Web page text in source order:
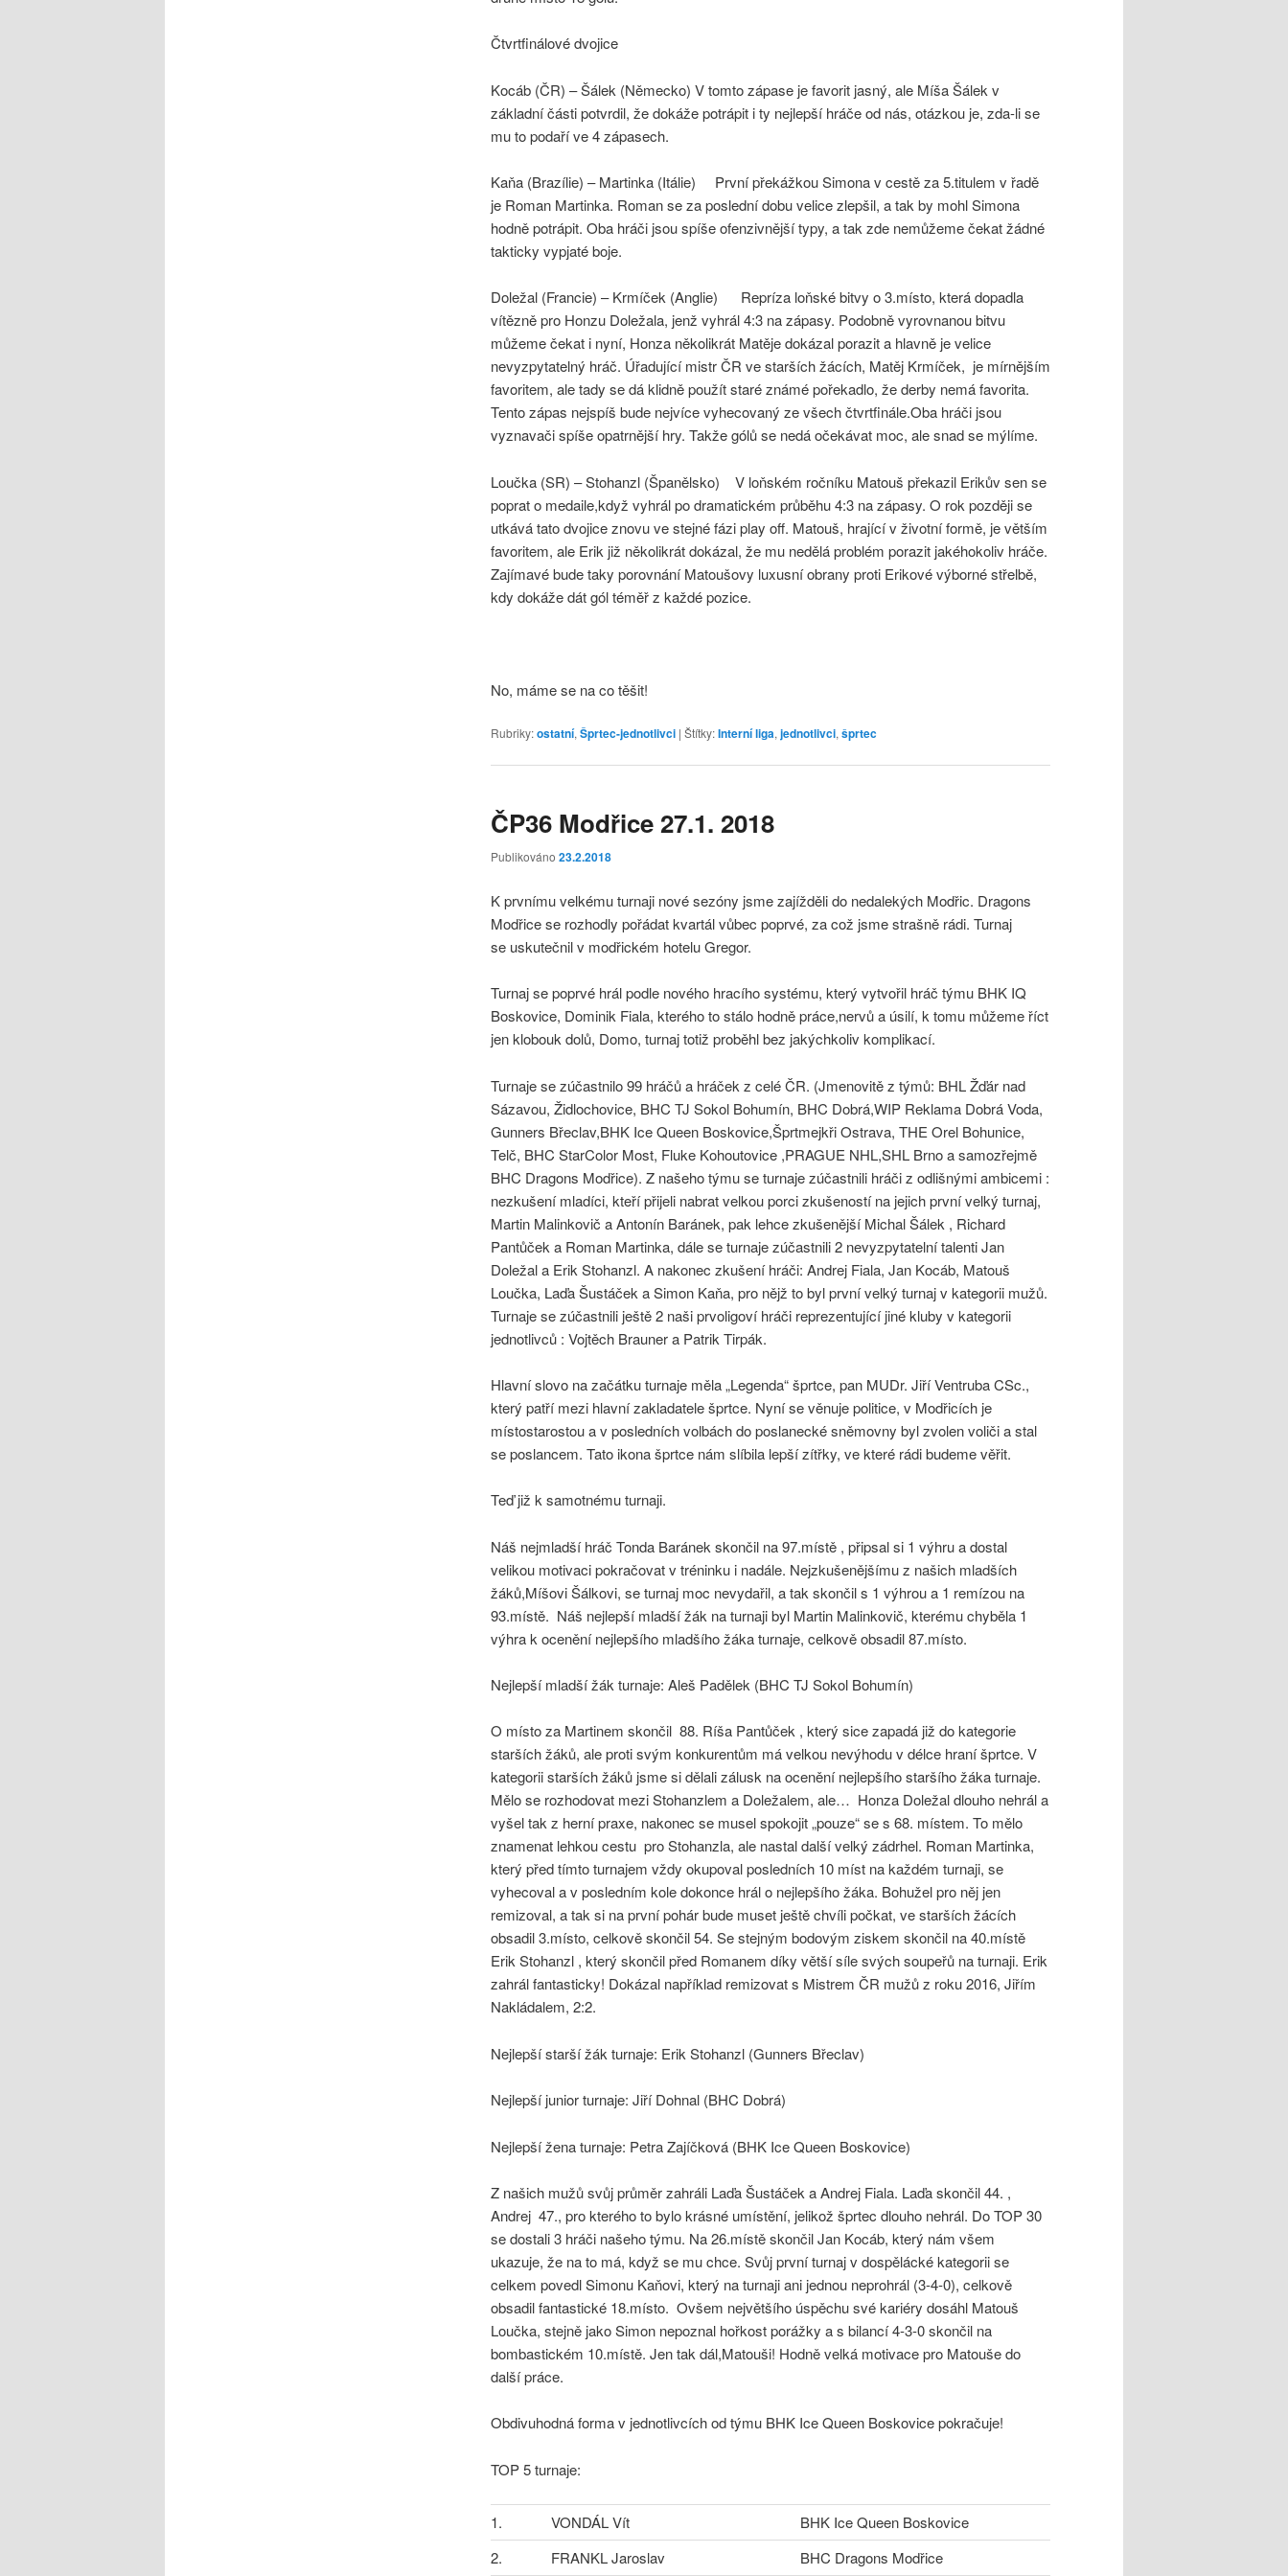
Čtvrtfinálové dvojice
Kocáb (ČR) – Šálek (Německo) V tomto zápase je favorit jasný, ale Míša Šálek v
základní části potvrdil, že dokáže potrápit i ty nejlepší hráče od nás, otázkou je, zda-li se
mu to podaří ve 4 zápasech.
Kaňa (Brazílie) – Martinka (Itálie) První překážkou Simona v cestě za 5.titulem v řadě
je Roman Martinka. Roman se za poslední dobu velice zlepšil, a tak by mohl Simona
hodně potrápit. Oba hráči jsou spíše ofenzivnější typy, a tak zde nemůžeme čekat žádné
takticky vypjaté boje.
Doležal (Francie) – Krmíček (Anglie) Repríza loňské bitvy o 3.místo, která dopadla
vítězně pro Honzu Doležala, jenž vyhrál 4:3 na zápasy. Podobně vyrovnanou bitvu
můžeme čekat i nyní, Honza několikrát Matěje dokázal porazit a hlavně je velice
nevyzpytatelný hráč. Úřadující mistr ČR ve starších žácích, Matěj Krmíček, je mírnějším
favoritem, ale tady se dá klidně použít staré známé pořekadlo, že derby nemá favorita.
Tento zápas nejspíš bude nejvíce vyhecovaný ze všech čtvrtfinále.Oba hráči jsou
vyznavači spíše opatrnější hry. Takže gólů se nedá očekávat moc, ale snad se mýlíme.
Loučka (SR) – Stohanzl (Španělsko) V loňském ročníku Matouš překazil Erikův sen se
poprat o medaile,když vyhrál po dramatickém průběhu 4:3 na zápasy. O rok později se
utkává tato dvojice znovu ve stejné fázi play off. Matouš, hrající v životní formě, je větším
favoritem, ale Erik již několikrát dokázal, že mu nedělá problém porazit jakéhokoliv hráče.
Zajímavé bude taky porovnání Matoušovy luxusní obrany proti Erikové výborné střelbě,
kdy dokáže dát gól téměř z každé pozice.
No, máme se na co těšit!
Rubriky:ostatní, Šprtec-jednotlivci | Štítky:Interní liga, jednotlivci, šprtec
ČP36 Modřice 27.1. 2018
Publikováno 23.2.2018
K prvnímu velkému turnaji nové sezóny jsme zajížděli do nedalekých Modřic. Dragons
Modřice se rozhodly pořádat kvartál vůbec poprvé, za což jsme strašně rádi. Turnaj
se uskutečnil v modřickém hotelu Gregor.
Turnaj se poprvé hrál podle nového hracího systému, který vytvořil hráč týmu BHK IQ
Boskovice, Dominik Fiala, kterého to stálo hodně práce,nervů a úsilí, k tomu můžeme říct
jen klobouk dolů, Domo, turnaj totiž proběhl bez jakýchkoliv komplikací.
Turnaje se zúčastnilo 99 hráčů a hráček z celé ČR. (Jmenovitě z týmů: BHL Žďár nad
Sázavou, Židlochovice, BHC TJ Sokol Bohumín, BHC Dobrá,WIP Reklama Dobrá Voda,
Gunners Břeclav,BHK Ice Queen Boskovice,Šprtmejkři Ostrava, THE Orel Bohunice,
Telč, BHC StarColor Most, Fluke Kohoutovice ,PRAGUE NHL,SHL Brno a samozřejmě
BHC Dragons Modřice). Z našeho týmu se turnaje zúčastnili hráči z odlišnými ambicemi :
nezkušení mladíci, kteří přijeli nabrat velkou porci zkušeností na jejich první velký turnaj,
Martin Malinkovič a Antonín Baránek, pak lehce zkušenější Michal Šálek , Richard
Pantůček a Roman Martinka, dále se turnaje zúčastnili 2 nevyzpytatelní talenti Jan
Doležal a Erik Stohanzl. A nakonec zkušení hráči: Andrej Fiala, Jan Kocáb, Matouš
Loučka, Laďa Šustáček a Simon Kaňa, pro nějž to byl první velký turnaj v kategorii mužů.
Turnaje se zúčastnili ještě 2 naši prvoligoví hráči reprezentující jiné kluby v kategorii
jednotlivců : Vojtěch Brauner a Patrik Tirpák.
Hlavní slovo na začátku turnaje měla „Legenda“ šprtce, pan MUDr. Jiří Ventruba CSc.,
který patří mezi hlavní zakladatele šprtce. Nyní se věnuje politice, v Modřicích je
místostarostou a v posledních volbách do poslanecké sněmovny byl zvolen voliči a stal
se poslancem. Tato ikona šprtce nám slíbila lepší zítřky, ve které rádi budeme věřit.
Teď již k samotnému turnaji.
Náš nejmladší hráč Tonda Baránek skončil na 97.místě , připsal si 1 výhru a dostal
velikou motivaci pokračovat v tréninku i nadále. Nejzkušenějšímu z našich mladších
žáků,Míšovi Šálkovi, se turnaj moc nevydařil, a tak skončil s 1 výhrou a 1 remízou na
93.místě. Náš nejlepší mladší žák na turnaji byl Martin Malinkovič, kterému chyběla 1
výhra k ocenění nejlepšího mladšího žáka turnaje, celkově obsadil 87.místo.
Nejlepší mladší žák turnaje: Aleš Padělek (BHC TJ Sokol Bohumín)
O místo za Martinem skončil 88. Ríša Pantůček , který sice zapadá již do kategorie
starších žáků, ale proti svým konkurentům má velkou nevýhodu v délce hraní šprtce. V
kategorii starších žáků jsme si dělali zálusk na ocenění nejlepšího staršího žáka turnaje.
Mělo se rozhodovat mezi Stohanzlem a Doležalem, ale… Honza Doležal dlouho nehrál a
vyšel tak z herní praxe, nakonec se musel spokojit „pouze“ se s 68. místem. To mělo
znamenat lehkou cestu pro Stohanzla, ale nastal další velký zádrhel. Roman Martinka,
který před tímto turnajem vždy okupoval posledních 10 míst na každém turnaji, se
vyhecoval a v posledním kole dokonce hrál o nejlepšího žáka. Bohužel pro něj jen
remizoval, a tak si na první pohár bude muset ještě chvíli počkat, ve starších žácích
obsadil 3.místo, celkově skončil 54. Se stejným bodovým ziskem skončil na 40.místě
Erik Stohanzl , který skončil před Romanem díky větší síle svých soupeřů na turnaji. Erik
zahrál fantasticky! Dokázal například remizovat s Mistrem ČR mužů z roku 2016, Jiřím
Nakládalem, 2:2.
Nejlepší starší žák turnaje: Erik Stohanzl (Gunners Břeclav)
Nejlepší junior turnaje: Jiří Dohnal (BHC Dobrá)
Nejlepší žena turnaje: Petra Zajíčková (BHK Ice Queen Boskovice)
Z našich mužů svůj průměr zahráli Laďa Šustáček a Andrej Fiala. Laďa skončil 44. ,
Andrej 47., pro kterého to bylo krásné umístění, jelikož šprtec dlouho nehrál. Do TOP 30
se dostali 3 hráči našeho týmu. Na 26.místě skončil Jan Kocáb, který nám všem
ukazuje, že na to má, když se mu chce. Svůj první turnaj v dospělácké kategorii se
celkem povedl Simonu Kaňovi, který na turnaji ani jednou neprohrál (3-4-0), celkově
obsadil fantastické 18.místo. Ovšem největšího úspěchu své kariéry dosáhl Matouš
Loučka, stejně jako Simon nepoznal hořkost porážky a s bilancí 4-3-0 skončil na
bombastickém 10.místě. Jen tak dál,Matouši! Hodně velká motivace pro Matouše do
další práce.
Obdivuhodná forma v jednotlivcích od týmu BHK Ice Queen Boskovice pokračuje!
TOP 5 turnaje:
1. VONDÁL Vít
BHK Ice Queen Boskovice
2.
FRANKL Jaroslav BHC Dragons Modřice